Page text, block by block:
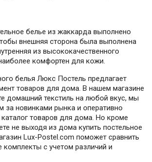
белье из жаккарда выполнено
внешняя сторона была выполнена
из высококачественного
комфортен для кожи.
белья Люкс Постель предлагает
товаров для дома. В нашем магазине
домашний текстиль на любой вкус, мы
за новинками рынка и оперативно
товаров для дома. Но кроме
не выходя из дома купить постельное
Lux-Postel.com поможет сравнить
комплекты с учетом различий и